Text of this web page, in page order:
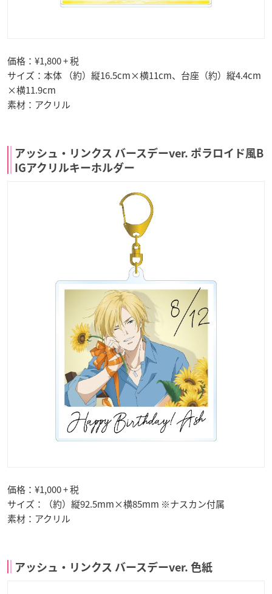
価格：¥1,800 + 税
サイズ：本体 （約）縦16.5cm×横11cm、台座（約）縦4.4cm
×横11.9cm
素材：アクリル
アッシュ・リンクス バースデーver. ポラロイド風B
IGアクリルキーホルダー
価格：¥1,000 + 税
サイズ：（約）縦92.5mm×横85mm ※ナスカン付属
素材：アクリル
アッシュ・リンクス バースデーver. 色紙